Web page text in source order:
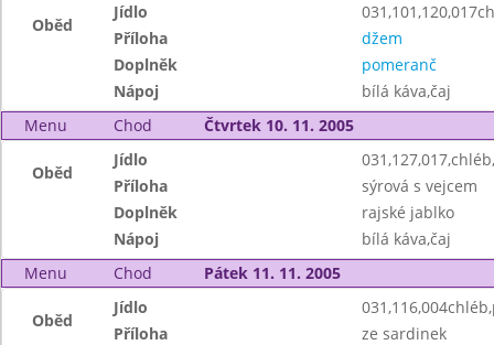
Oběd
Jídlo
Příloha
džem
Doplněk
pomeranč
Nápoj
bílá káva,čaj
Menu
Chod Čtvrtek 10. 11. 2005
Oběd
Jídlo
Příloha
sýrová s vejcem
Doplněk
rajské jablko
Nápoj
bílá káva,čaj
Menu
Chod Pátek 11. 11. 2005
Oběd
Jídlo
Příloha
ze sardinek